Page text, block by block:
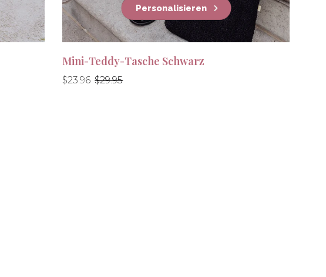
Personalisieren
Mini-Teddy-Tasche Schwarz
Normaler
$23.96
Normaler$29.95